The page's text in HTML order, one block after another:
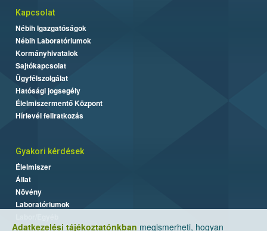
Adatkezelési tájékoztatónkban megismerheti, hogyan
Kapcsolat
Nébih Igazgatóságok
Nébih Laboratóriumok
Kormányhivatalok
Sajtókapcsolat
Ügyfélszolgálat
Hatósági jogsegély
Élelmiszermentő Központ
Hírlevél feliratkozás
Gyakori kérdések
Élelmiszer
Állat
Növény
Laboratóriumok